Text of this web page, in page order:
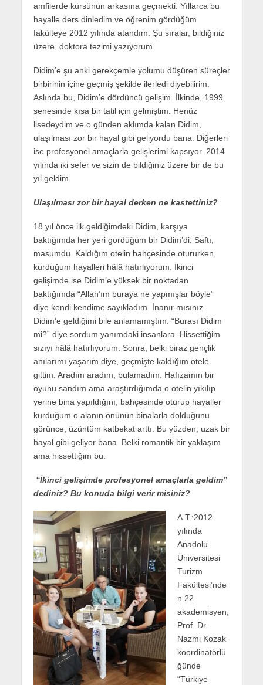
amfilerde kürsünün arkasına geçmekti. Yıllarca bu
hayalle ders dinledim ve öğrenim gördüğüm
fakülteye 2012 yılında atandım. Şu sıralar, bildiğiniz
üzere, doktora tezimi yazıyorum.
Didim’e şu anki gerekçemle yolumu düşüren süreçler
birbirinin içine geçmiş şekilde ilerledi diyebilirim.
Aslında bu, Didim’e dördüncü gelişim. İlkinde, 1999
senesinde kısa bir tatil için gelmiştim. Henüz
lisedeydim ve o günden aklımda kalan Didim,
ulaşılması zor bir hayal gibi geliyordu bana. Diğerleri
ise profesyonel amaçlarla gelişlerimi kapsıyor. 2014
yılında iki sefer ve sizin de bildiğiniz üzere bir de bu
yıl geldim.
Ulaşılması zor bir hayal derken ne kastettiniz?
18 yıl önce ilk geldiğimdeki Didim, karşıya
baktığımda her yeri gördüğüm bir Didim’di. Saftı,
masumdu. Kaldığım otelin bahçesinde otururken,
kurduğum hayalleri hâlâ hatırlıyorum. İkinci
gelişimde ise Didim’e yüksek bir noktadan
baktığımda “Allah’ım buraya ne yapmışlar böyle”
diye kendi kendime sayıkladım. İnanır mısınız
Didim’e geldiğimi bile anlamamıştım. “Burası Didim
mi?” diye sordum yanımdaki insanlara. Hissettiğim
sızıyı hâlâ hatırlıyorum. Sonra, belki biraz gençlik
anılarımı yaşarım diye, geçmişte kaldığım otele
gittim. Aradım aradım, bulamadım. Hafızamın bir
oyunu sandım ama araştırdığımda o otelin yıkılıp
yerine bina yapıldığını, bahçesinde oturup hayaller
kurduğum o alanın önünün binalarla dolduğunu
görünce, üzüntüm katbekat arttı. Bu yüzden, uzak bir
hayal gibi geliyor bana. Belki romantik bir yaklaşım
ama hissettiğim bu.
“İkinci gelişimde profesyonel amaçlarla geldim”
dediniz? Bu konuda bilgi verir misiniz?
A.T.:2012
yılında
Anadolu
Üniversitesi
Turizm
Fakültesi’nde
n 22
akademisyen,
Prof. Dr.
Nazmi Kozak
koordinatörlü
ğünde
“Türkiye